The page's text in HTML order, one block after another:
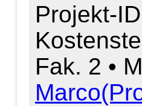
Projekt-
Fak. 2 •